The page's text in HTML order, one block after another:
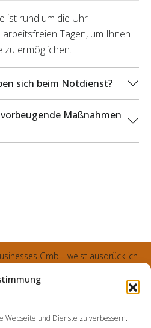
Webseite und Dienste zu verbessern.
ist rund um die Uhr
Tagen, um Ihnen
zu ermöglichen.
sich beim Notdienst?
Maßnahmen
GmbH weist ausdrücklich
an die SecuPart GmbH
dass wir in manchen Ortschaften